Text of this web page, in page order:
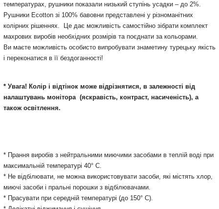
температурах, рушники показали низький ступінь усадки – до 2%.
Рушники Ecotton зі 100% бавовни представлені у різноманітних
колірних рішеннях. Це дає можливість самостійно зібрати комплект
махрових виробів необхідних розмірів та поєднати за кольорами.
Ви маєте можливість особисто випробувати знаметину турецьку якість
і переконатися в її бездоганності!
* Увага! Колір і відтінок може відрізнятися, в залежності від
налаштувань монітора(яскравість, контраст, насиченість), а
також освітлення.
* Прання виробів з нейтральними миючими засобами в теплій воді при
максимальній температурі 40° С.
* Не відбілювати, не можна використовувати засоби, які містять хлор,
миючі засоби і пральні порошки з відбілювачами.
* Прасувати при середній температурі (до 150° С).